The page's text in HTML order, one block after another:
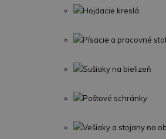
Hojdacie kreslá
Písacie a pracovné
Sušiaky na bielizeň
Poštové schránky
Vešiaky a stojany na